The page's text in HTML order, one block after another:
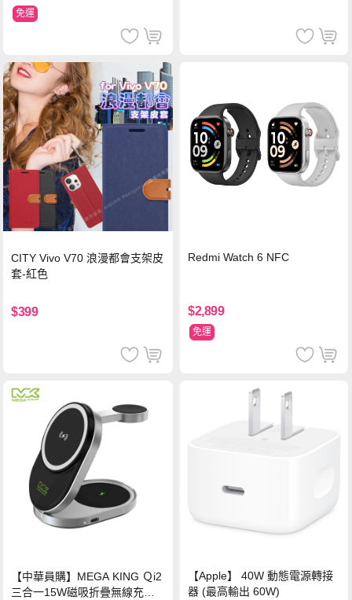
免運
CITY Vivo V70 浪漫都會支架皮
套-紅色
$399
Redmi Watch 6 NFC
$2,899
免運
【中華員購】MEGA KING Ｑi2
三合一15W磁吸折疊無線充電
【Apple】 40W 動態電源轉接
器 (最高輸出 60W)